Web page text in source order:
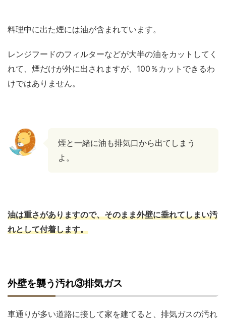
料理中に出た煙には油が含まれています。
レンジフードのフィルターなどが大半の油をカットしてく
れて、煙だけが外に出されますが、100％カットできるわ
けではありません。
煙と一緒に油も排気口から出てしまう
よ。
油は重さがありますので、そのまま外壁に垂れてしまい汚
れとして付着します。
外壁を襲う汚れ③排気ガス
車通りが多い道路に接して家を建てると、排気ガスの汚れ